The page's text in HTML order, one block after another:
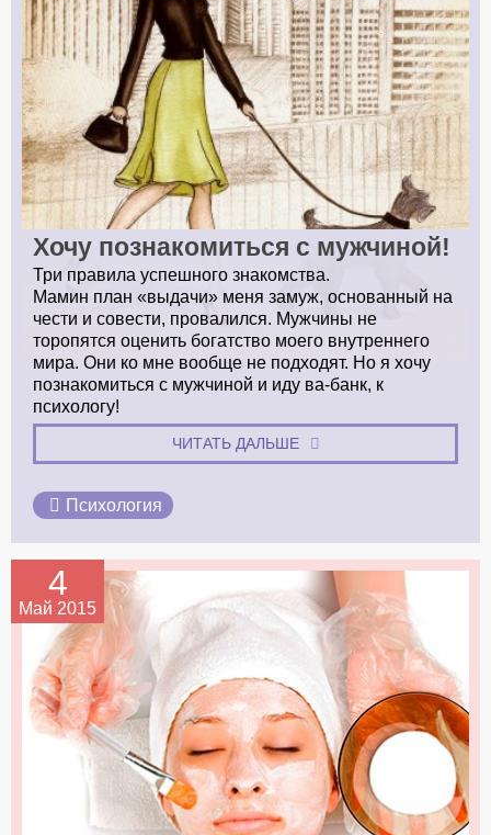
Хочу познакомиться с мужчиной!
Три правила успешного знакомства.
Мамин план «выдачи» меня замуж, основанный на
чести и совести, провалился. Мужчины не
торопятся оценить богатство моего внутреннего
мира. Они ко мне вообще не подходят. Но я хочу
познакомиться с мужчиной и иду ва-банк, к
психологу!
ЧИТАТЬ ДАЛЬШЕ
Психология
4
Май 2015